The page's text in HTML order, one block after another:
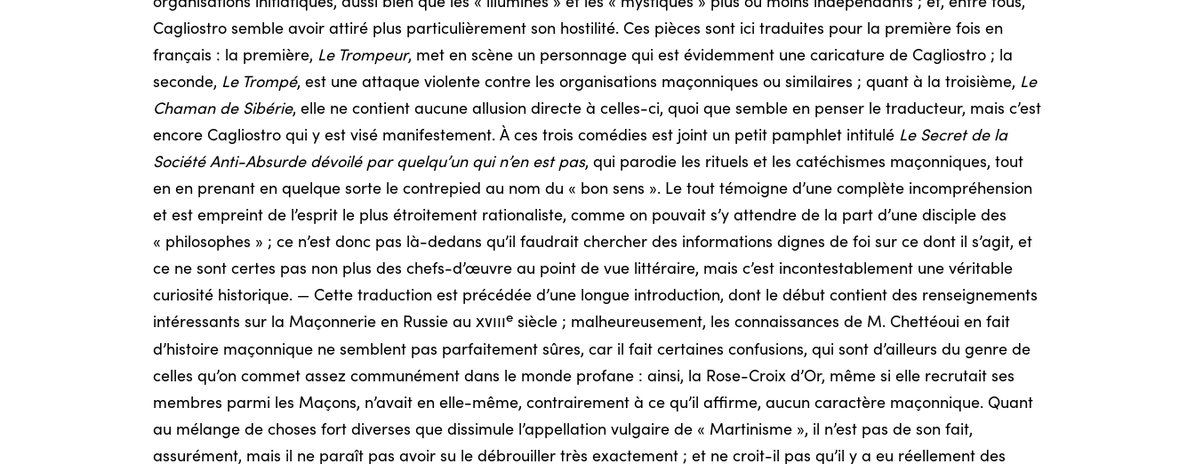
Cagliostro semble avoir attiré plus particulièrement son hostilité. Ces pièces sont ici traduites pour la première fois en
français : la première, Le Trompeur, met en scène un personnage qui est évidemment une caricature de Cagliostro ; la
seconde, Le Trompé, est une attaque violente contre les organisations maçonniques ou similaires ; quant à la troisième, Le
Chaman de Sibérie, elle ne contient aucune allusion directe à celles-ci, quoi que semble en penser le traducteur, mais c’est
encore Cagliostro qui y est visé manifestement. À ces trois comédies est joint un petit pamphlet intitulé Le Secret de la
Société Anti-Absurde dévoilé par quelqu’un qui n’en est pas, qui parodie les rituels et les catéchismes maçonniques, tout
en en prenant en quelque sorte le contrepied au nom du « bon sens ». Le tout témoigne d’une complète incompréhension
et est empreint de l’esprit le plus étroitement rationaliste, comme on pouvait s’y attendre de la part d’une disciple des
« philosophes » ; ce n’est donc pas là-dedans qu’il faudrait chercher des informations dignes de foi sur ce dont il s’agit, et
ce ne sont certes pas non plus des chefs-d’œuvre au point de vue littéraire, mais c’est incontestablement une véritable
curiosité historique. — Cette traduction est précédée d’une longue introduction, dont le début contient des renseignements
intéressants sur la Maçonnerie en Russie au xviiie siècle ; malheureusement, les connaissances de M. Chettéoui en fait
d’histoire maçonnique ne semblent pas parfaitement sûres, car il fait certaines confusions, qui sont d’ailleurs du genre de
celles qu’on commet assez communément dans le monde profane : ainsi, la Rose-Croix d’Or, même si elle recrutait ses
membres parmi les Maçons, n’avait en elle-même, contrairement à ce qu’il affirme, aucun caractère maçonnique. Quant
au mélange de choses fort diverses que dissimule l’appellation vulgaire de « Martinisme », il n’est pas de son fait,
assurément, mais il ne paraît pas avoir su le débrouiller très exactement ; et ne croit-il pas qu’il y a eu réellement des